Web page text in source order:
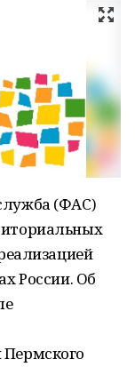
(ФАС)
России. Об